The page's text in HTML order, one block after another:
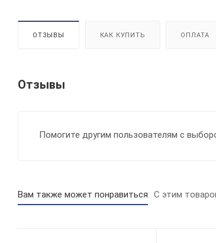
ОТЗЫВЫ КАК КУПИТЬ ОПЛАТА
Отзывы
Помогите другим пользователям с
Вам также может понравиться С этим